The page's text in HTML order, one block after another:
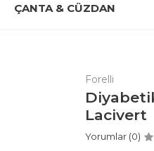
ÇANTA & CÜZDAN
Forelli
Lacivert
Yorumlar (0)